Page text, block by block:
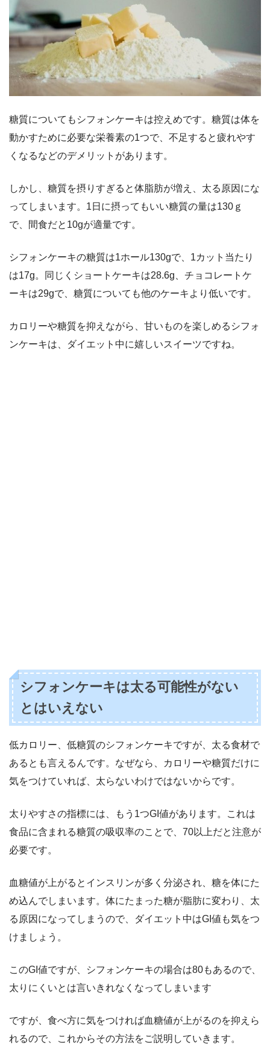
糖質についてもシフォンケーキは控えめです。糖質は体を
動かすために必要な栄養素の1つで、不足すると疲れやす
くなるなどのデメリットがあります。
しかし、糖質を摂りすぎると体脂肪が増え、太る原因にな
ってしまいます。1日に摂ってもいい糖質の量は130ｇ
で、間食だと10gが適量です。
シフォンケーキの糖質は1ホール130gで、1カット当たり
は17g。同じくショートケーキは28.6g、チョコレートケ
ーキは29gで、糖質についても他のケーキより低いです。
カロリーや糖質を抑えながら、甘いものを楽しめるシフォ
ンケーキは、ダイエット中に嬉しいスイーツですね。
シフォンケーキは太る可能性がない
とはいえない
低カロリー、低糖質のシフォンケーキですが、太る食材で
あるとも言えるんです。なぜなら、カロリーや糖質だけに
気をつけていれば、太らないわけではないからです。
太りやすさの指標には、もう1つGI値があります。これは
食品に含まれる糖質の吸収率のことで、70以上だと注意が
必要です。
血糖値が上がるとインスリンが多く分泌され、糖を体にた
め込んでしまいます。体にたまった糖が脂肪に変わり、太
る原因になってしまうので、ダイエット中はGI値も気をつ
けましょう。
このGI値ですが、シフォンケーキの場合は80もあるので、
太りにくいとは言いきれなくなってしまいます
ですが、食べ方に気をつければ血糖値が上がるのを抑えら
れるので、これからその方法をご説明していきます。